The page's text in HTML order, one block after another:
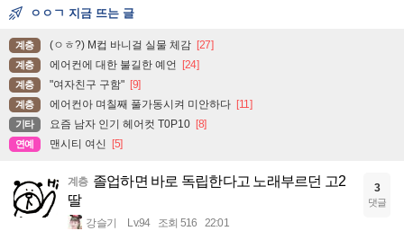
ㅇㅇㄱ 지금 뜨는 글
계층 (ㅇㅎ?) M컵 바니걸 실물 체감 [27]
계층 에어컨에 대한 불길한 예언 [24]
계층 "여자친구 구함" [9]
계층 에어컨아 며칠째 풀가동시켜 미안하다 [11]
기타 요즘 남자 인기 헤어컷 T0P10 [8]
연예 맨시티 여신 [5]
계층 졸업하면 바로 독립한다고 노래부르던 고2
딸
강슬기 Lv.94 조회 516 22:01
3
댓글